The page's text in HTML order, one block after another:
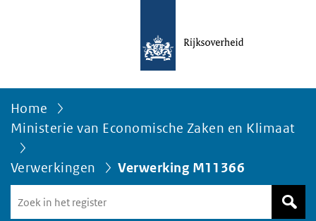
Home
Ministerie van Economische Zaken en Klimaat
Verwerkingen Verwerking M11366
in